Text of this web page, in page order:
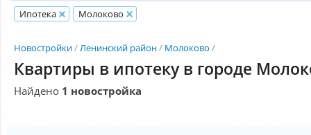
Ипотека Молоково
Новостройки Ленинский район Молоково
Квартиры в ипотеку в городе
Найдено 1 новостройка